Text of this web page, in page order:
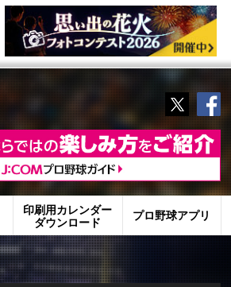
Twitter
印刷用カレンダー
ダウンロード
プロ野球アプリ